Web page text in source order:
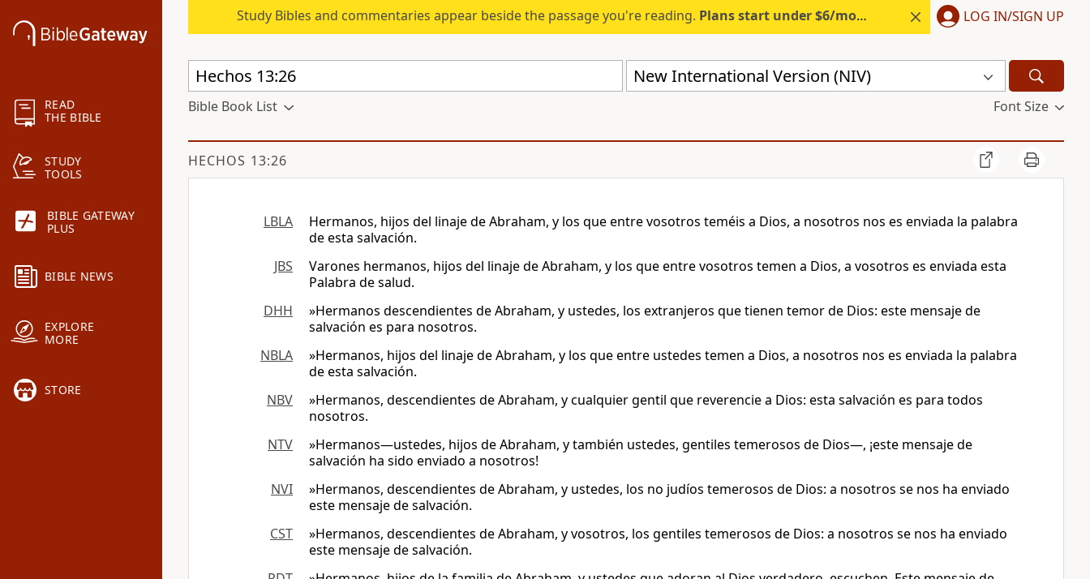
READ
THE BIBLE
STUDY
TOOLS
BIBLE GATEWAY
PLUS
BIBLE NEWS
EXPLORE
MORE
STORE
Study Bibles and commentaries appear beside the passage you're reading. Plans start under $6/month. Start free. LOG IN/SIGN UP
New International Version (NIV)
Bible Book List Font Size
HECHOS 13:26
LBLA
Hermanos, hijos del linaje de Abraham, y los que entre vosotros teméis a Dios, a nosotros nos es enviada la palabra
de esta salvación.
JBS
Varones hermanos, hijos del linaje de Abraham, y los que entre vosotros temen a Dios, a vosotros es enviada esta
Palabra de salud.
DHH
»Hermanos descendientes de Abraham, y ustedes, los extranjeros que tienen temor de Dios: este mensaje de
salvación es para nosotros.
NBLA
»Hermanos, hijos del linaje de Abraham, y los que entre ustedes temen a Dios, a nosotros nos es enviada la palabra
de esta salvación.
NBV
»Hermanos, descendientes de Abraham, y cualquier gentil que reverencie a Dios: esta salvación es para todos
nosotros.
NTV
»Hermanos—ustedes, hijos de Abraham, y también ustedes, gentiles temerosos de Dios—, ¡este mensaje de
salvación ha sido enviado a nosotros!
NVI
»Hermanos, descendientes de Abraham, y ustedes, los no judíos temerosos de Dios: a nosotros se nos ha enviado
este mensaje de salvación.
CST
»Hermanos, descendientes de Abraham, y vosotros, los gentiles temerosos de Dios: a nosotros se nos ha enviado
este mensaje de salvación.